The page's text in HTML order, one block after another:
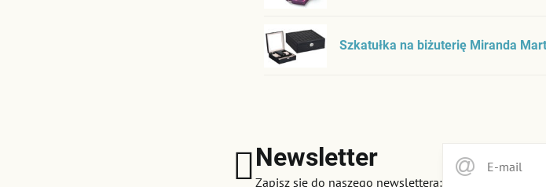
Szkatułka na biżuterię Miranda
Newsletter
Zapisz się do naszego newslettera: